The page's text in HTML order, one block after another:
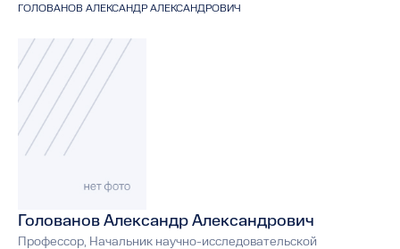
ГОЛОВАНОВ АЛЕКСАНДР АЛЕКСАНДРОВИЧ
Голованов Александр Александрович
Профессор, Начальник научно-исследовательской